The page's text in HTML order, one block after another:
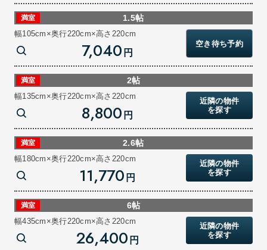
1.5帖
幅105cm×奥行220cm×高さ220cm
満室
7,040 円
空き待ち予約
2帖
幅135cm×奥行220cm×高さ220cm
満室
8,800 円
近隣の物件
を探す
2.6帖
幅180cm×奥行220cm×高さ220cm
満室
11,770 円
近隣の物件
を探す
6帖
幅435cm×奥行220cm×高さ220cm
満室
26,400 円
近隣の物件
を探す